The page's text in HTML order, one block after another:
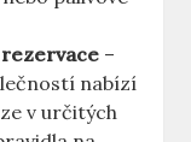
rezervace –
nabízí
v určitých